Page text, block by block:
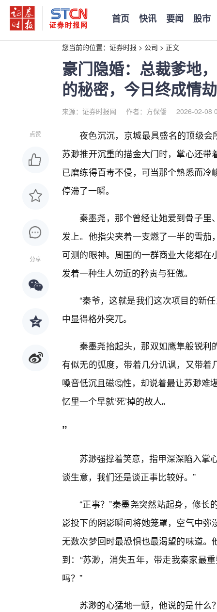
首页 快讯 要闻 股市
您当前的位置： 证券时报 > 公司 > 正文
豪门隐婚：总裁爹地
的秘密，今日终成情劫
来源：证券时报网 作者：方保僑 2026-02-08
点赞
分享
夜色沉沉，京城最具盛名的顶级会
苏渺推开沉重的描金大门时，掌心还
已磨练得百毒不侵，可当那个熟悉而
停滞了一瞬。
秦墨尧，那个曾经让她爱到骨子里
发上。他指尖夹着一支燃了一半的雪
可测的眼神。周围的一群商业大佬都
发着一种生人勿近的矜贵与狂傲。
“秦爷，这就是我们这次项目的新
中显得格外突兀。
秦墨尧抬起头，那双如鹰隼般锐利
有似无的弧度，带着几分讥讽，又带
嗓音低沉且磁🤔性，却说着最让苏渺难
忆里一个早就‘死’掉的故人。
”
苏渺强撑着笑意，指甲深深陷入掌
谈生意，我们还是谈正事比较好。”
“正事？”秦墨尧突然站起身，修
影投下的阴影瞬间将她笼罩，空气中
无数次梦回时最恐惧也最渴望的味道
到：“苏渺，消失五年，带走我秦家最
吗？”
苏渺的心猛地一颤，他说的是什